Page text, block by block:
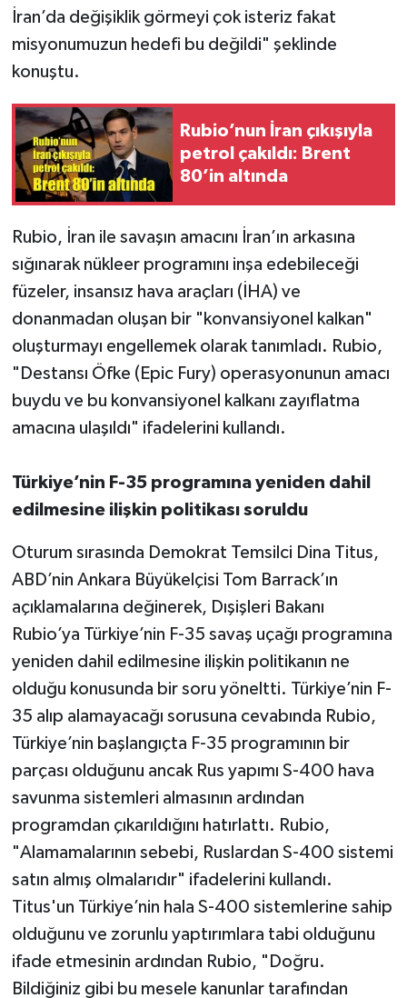
İran’da değişiklik görmeyi çok isteriz fakat
misyonumuzun hedefi bu değildi" şeklinde
konuştu.
Rubio’nun İran çıkışıyla
petrol çakıldı: Brent
80’in altında
Rubio, İran ile savaşın amacını İran’ın arkasına
sığınarak nükleer programını inşa edebileceği
füzeler, insansız hava araçları (İHA) ve
donanmadan oluşan bir "konvansiyonel kalkan"
oluşturmayı engellemek olarak tanımladı. Rubio,
"Destansı Öfke (Epic Fury) operasyonunun amacı
buydu ve bu konvansiyonel kalkanı zayıflatma
amacına ulaşıldı" ifadelerini kullandı.
Türkiye’nin F-35 programına yeniden dahil
edilmesine ilişkin politikası soruldu
Oturum sırasında Demokrat Temsilci Dina Titus,
ABD’nin Ankara Büyükelçisi Tom Barrack’ın
açıklamalarına değinerek, Dışişleri Bakanı
Rubio’ya Türkiye’nin F-35 savaş uçağı programına
yeniden dahil edilmesine ilişkin politikanın ne
olduğu konusunda bir soru yöneltti. Türkiye’nin F-
35 alıp alamayacağı sorusuna cevabında Rubio,
Türkiye’nin başlangıçta F-35 programının bir
parçası olduğunu ancak Rus yapımı S-400 hava
savunma sistemleri almasının ardından
programdan çıkarıldığını hatırlattı. Rubio,
"Alamamalarının sebebi, Ruslardan S-400 sistemi
satın almış olmalarıdır" ifadelerini kullandı.
Titus'un Türkiye’nin hala S-400 sistemlerine sahip
olduğunu ve zorunlu yaptırımlara tabi olduğunu
ifade etmesinin ardından Rubio, "Doğru.
Bildiğiniz gibi bu mesele kanunlar tarafından